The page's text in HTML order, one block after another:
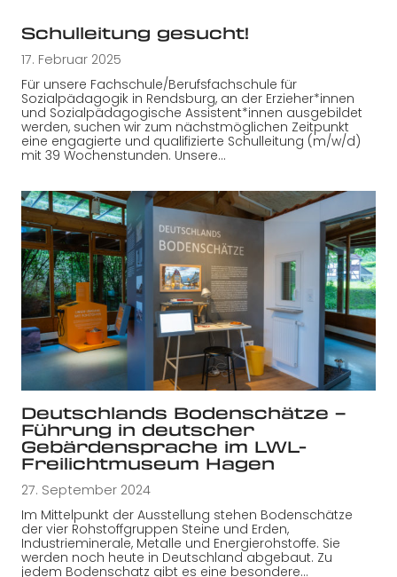
Schulleitung gesucht!
17. Februar 2025
Für unsere Fachschule/Berufsfachschule für
Sozialpädagogik in Rendsburg, an der Erzieher*innen
und Sozialpädagogische Assistent*innen ausgebildet
werden, suchen wir zum nächstmöglichen Zeitpunkt
eine engagierte und qualifizierte Schulleitung (m/w/d)
mit 39 Wochenstunden. Unsere…
Deutschlands Bodenschätze –
Führung in deutscher
Gebärdensprache im LWL-
Freilichtmuseum Hagen
27. September 2024
Im Mittelpunkt der Ausstellung stehen Bodenschätze
der vier Rohstoffgruppen Steine und Erden,
Industrieminerale, Metalle und Energierohstoffe. Sie
werden noch heute in Deutschland abgebaut. Zu
jedem Bodenschatz gibt es eine besondere…